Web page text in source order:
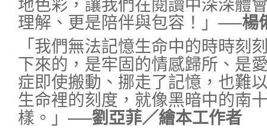
地色彩，讓我們在閱讀中深深體
理解、更是陪伴與包容！」 ──楊
「我們無法記憶生命中的時時刻
下來的，是牢固的情感歸所、是
症即使搬動、挪走了記憶，也難
生命裡的刻度，就像黑暗中的南
樣。」 ──劉亞菲／繪本工作者